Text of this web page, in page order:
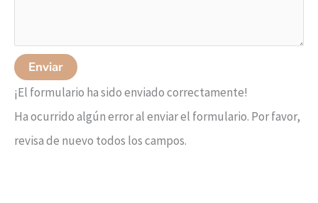
Enviar
¡El formulario ha sido enviado correctamente!
Ha ocurrido algún error al enviar el formulario. Por favor,
revisa de nuevo todos los campos.